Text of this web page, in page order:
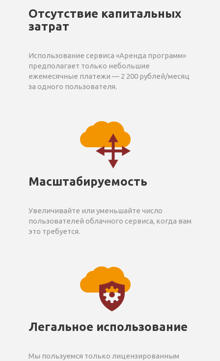
Отсутствие капитальных
затрат
Использование сервиса «Аренда программ»
предполагает только небольшие
ежемесячные платежи — 2 200 рублей/месяц
за одного пользователя.
Масштабируемость
Увеличивайте или уменьшайте число
пользователей облачного сервиса, когда вам
это требуется.
Легальное использование
Мы пользуемся только лицензированным